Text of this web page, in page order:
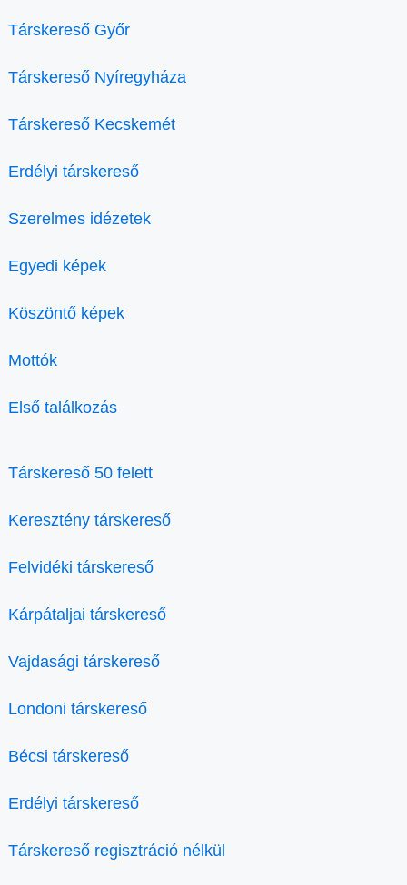
Társkereső Győr
Társkereső Nyíregyháza
Társkereső Kecskemét
Erdélyi társkereső
Szerelmes idézetek
Egyedi képek
Köszöntő képek
Mottók
Első találkozás
Társkereső 50 felett
Keresztény társkereső
Felvidéki társkereső
Kárpátaljai társkereső
Vajdasági társkereső
Londoni társkereső
Bécsi társkereső
Erdélyi társkereső
Társkereső regisztráció nélkül